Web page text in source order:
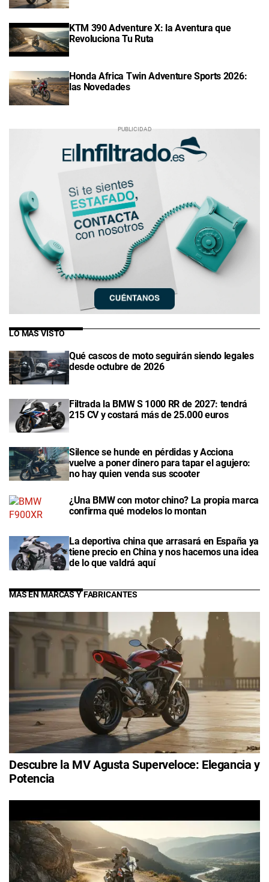
KTM 390 Adventure X: la Aventura que
Revoluciona Tu Ruta
Honda Africa Twin Adventure Sports 2026:
las Novedades
LO MÁS VISTO
Qué cascos de moto seguirán siendo legales
desde octubre de 2026
Filtrada la BMW S 1000 RR de 2027: tendrá
215 CV y costará más de 25.000 euros
Silence se hunde en pérdidas y Acciona
vuelve a poner dinero para tapar el agujero:
no hay quien venda sus scooter
¿Una BMW con motor chino? La propia marca
confirma qué modelos lo montan
La deportiva china que arrasará en España ya
tiene precio en China y nos hacemos una idea
de lo que valdrá aquí
MÁS EN MARCAS Y FABRICANTES
Descubre la MV Agusta Superveloce: Elegancia y
Potencia